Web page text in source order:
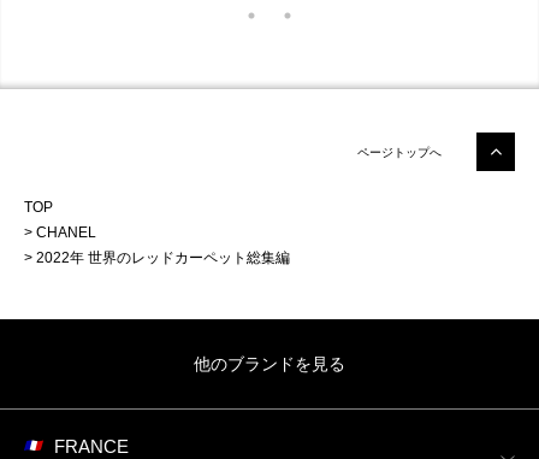
ページトップへ
TOP
CHANEL
2022年 世界のレッドカーペット総集編
他のブランドを見る
FRANCE